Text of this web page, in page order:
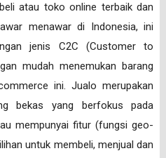
atau toko online terbaik dan
menawar di Indonesia, ini
jenis C2C (Customer to
mudah menemukan barang
ini. Jualo merupakan
bekas yang berfokus pada
mempunyai fitur (fungsi geo-
untuk membeli, menjual dan